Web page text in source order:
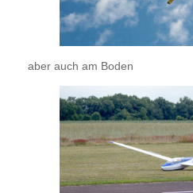
aber auch am Boden